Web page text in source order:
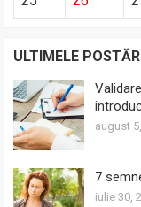
ULTIMELE
august
7
iulie 30,